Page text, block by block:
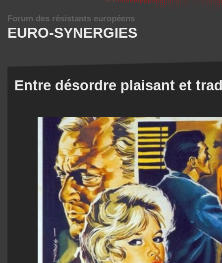
EURO-SYNERGIES
Forum des résistants européens
Entre désordre plaisant et